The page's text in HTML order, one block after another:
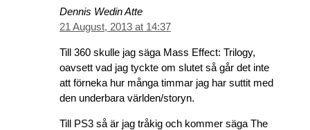
Dennis Wedin Atte
21 August, 2013 at 14:37
Till 360 skulle jag säga Mass Effect: Trilogy,
oavsett vad jag tyckte om slutet så går det inte
att förneka hur många timmar jag har suttit med
den underbara världen/storyn.
Till PS3 så är jag tråkig och kommer säga The